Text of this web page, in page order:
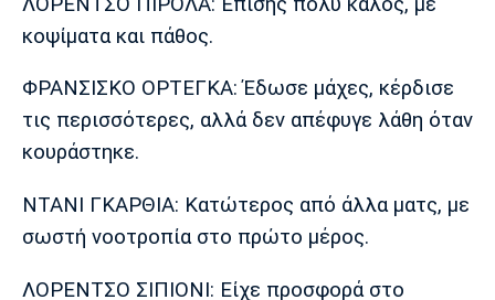
Ντόρτμουντ
Ζερμέν
Μαρσέιγ
Μονακό
Ερυθρός
Αστέρας
Τότεναμ
κοψίματα και πάθος.
ΦΡΑΝΣΙΣΚΟ ΟΡΤΕΓΚΑ: Έδωσε μάχες, κέρδισε
τις περισσότερες, αλλά δεν απέφυγε λάθη όταν
κουράστηκε.
ΝΤΑΝΙ ΓΚΑΡΘΙΑ: Κατώτερος από άλλα ματς, με
σωστή νοοτροπία στο πρώτο μέρος.
ΛΟΡΕΝΤΣΟ ΣΙΠΙΟΝΙ: Είχε προσφορά στο